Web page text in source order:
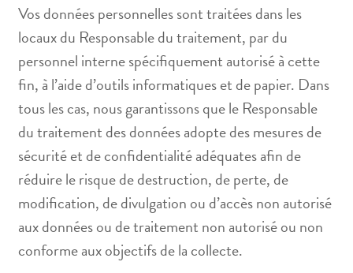
Vos données personnelles sont traitées dans les
locaux du Responsable du traitement, par du
personnel interne spécifiquement autorisé à cette
fin, à l’aide d’outils informatiques et de papier. Dans
tous les cas, nous garantissons que le Responsable
du traitement des données adopte des mesures de
sécurité et de confidentialité adéquates afin de
réduire le risque de destruction, de perte, de
modification, de divulgation ou d’accès non autorisé
aux données ou de traitement non autorisé ou non
conforme aux objectifs de la collecte.